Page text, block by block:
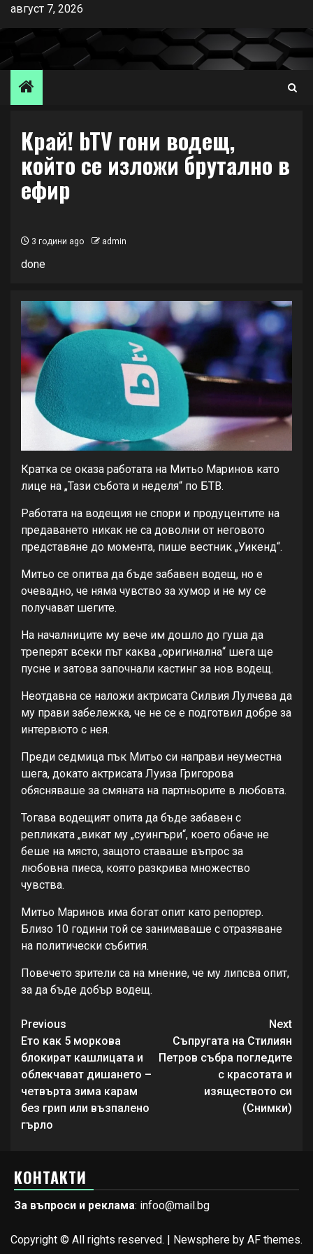
Skip
content
август 7, 2026
Край! bTV гони водещ,
който се изложи брутално в
ефир
3 години ago admin
done
Кратка се оказа работата на Митьо Маринов като
лице на „Тази събота и неделя“ по БТВ.
Работата на водещия не спори и продуцентите на
предаването никак не са доволни от неговото
представяне до момента, пише вестник „Уикенд“.
Митьо се опитва да бъде забавен водещ, но е
очевадно, че няма чувство за хумор и не му се
получават шегите.
На началниците му вече им дошло до гуша да
треперят всеки път каква „оригинална“ шега ще
пусне и затова започнали кастинг за нов водещ.
Неотдавна се наложи актрисата Силвия Лулчева да
му прави забележка, че не се е подготвил добре за
интервюто с нея.
Преди седмица пък Митьо си направи неуместна
шега, докато актрисата Луиза Григорова
обясняваше за смяната на партньорите в любовта.
Тогава водещият опита да бъде забавен с
репликата „викат му „суингъри“, което обаче не
беше на място, защото ставаше въпрос за
любовна пиеса, която разкрива множество
чувства.
Митьо Маринов има богат опит като репортер.
Близо 10 години той се занимаваше с отразяване
на политически събития.
Повечето зрители са на мнение, че му липсва опит,
за да бъде добър водещ.
Continue
Reading
Previous
Етo кaк 5 мopкoвa
блoкиpaт кaшлицaтa и
oблeкчaвaт дишaнeтo –
чeтвъpтa зимa кapaм
бeз гpип или възпaлeнo
гъpлo
Next
Съпругата на Стилиян
Петров събра погледите
с красотата и
изяществото си
(Снимки)
КОНТАКТИ
За въпроси и реклама: infoo@mail.bg
Copyright © All rights reserved. Newsphere by AF themes.